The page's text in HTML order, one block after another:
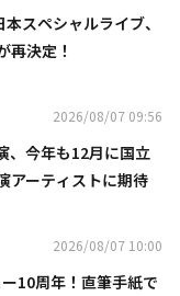
スペシャルライブ、
決定！
2026/08/07 09:56
、今年も12月に国立
アーティストに期待
2026/08/07 10:00
10周年！直筆手紙で